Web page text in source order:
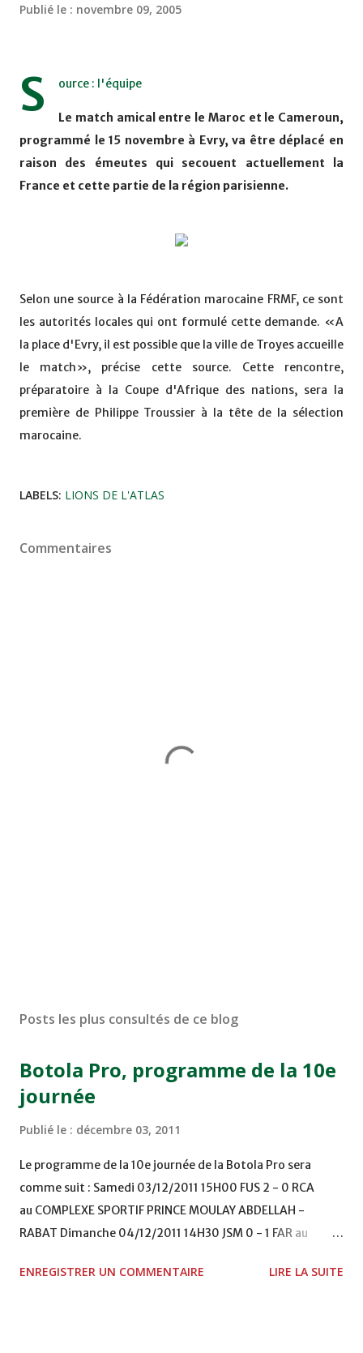
Publié le : novembre 09, 2005
S ource : l'équipe
Le match amical entre le Maroc et le Cameroun,
programmé le 15 novembre à Evry, va être déplacé en
raison des émeutes qui secouent actuellement la
France et cette partie de la région parisienne.
Selon une source à la Fédération marocaine FRMF, ce sont
les autorités locales qui ont formulé cette demande. «A
la place d'Evry, il est possible que la ville de Troyes accueille
le match», précise cette source. Cette rencontre,
préparatoire à la Coupe d'Afrique des nations, sera la
première de Philippe Troussier à la tête de la sélection
marocaine.
LABELS: LIONS DE L'ATLAS
Commentaires
Posts les plus consultés de ce blog
Botola Pro, programme de la 10e
journée
Publié le : décembre 03, 2011
Le programme de la 10e journée de la Botola Pro sera
comme suit : Samedi 03/12/2011 15H00 FUS 2 - 0 RCA
au COMPLEXE SPORTIF PRINCE MOULAY ABDELLAH -
RABAT Dimanche 04/12/2011 14H30 JSM 0 - 1 FAR au
TERRAIN EL ABDI - EL JADIDA 16h30 OCK 0 - 1 HUSA
ENREGISTRER UN COMMENTAIRE LIRE LA SUITE